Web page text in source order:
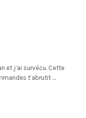
et j’ai survécu. Cette
t’abrutit …